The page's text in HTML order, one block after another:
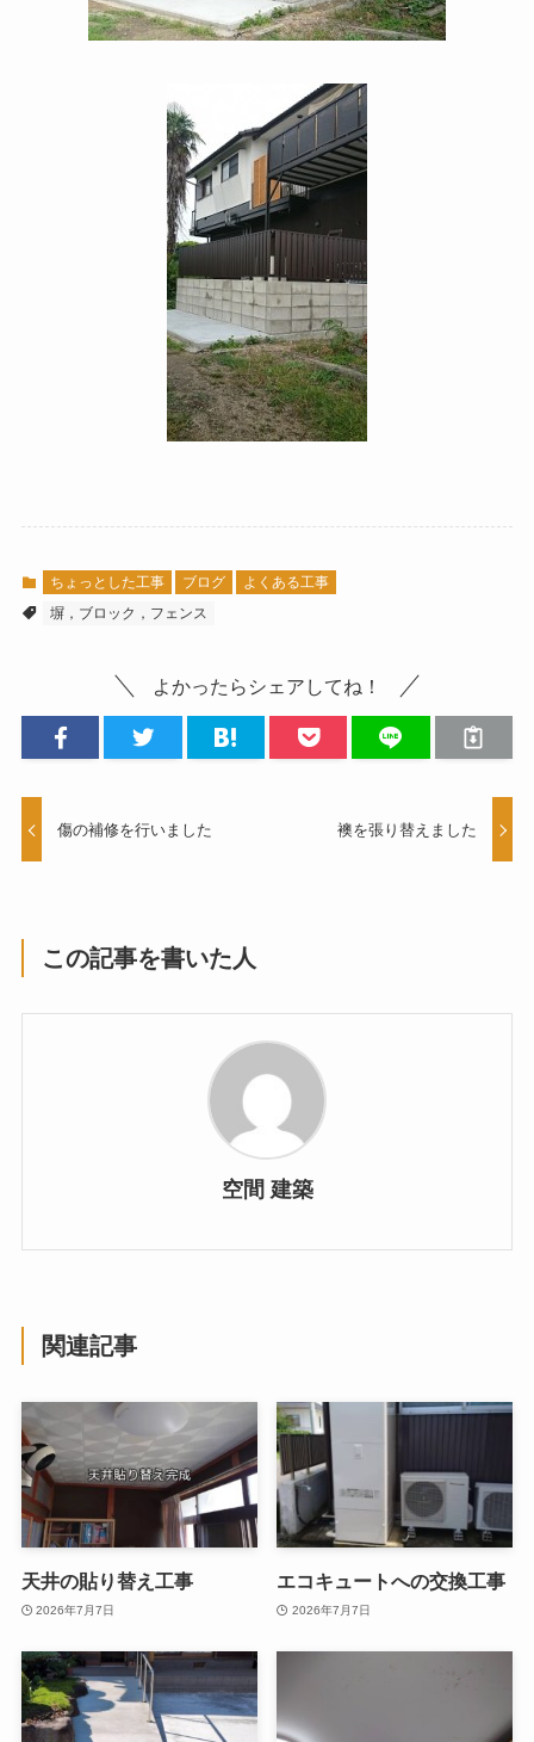
ちょっとした工事 ブログ
よくある工事
塀，ブロック，フェンス
よかったらシェアしてね！
傷の補修を行いました 襖を張り替えました
この記事を書いた人
空間 建築
関連記事
天井の貼り替え工事
2026年7月7日
エコキュートへの交換工事
2026年7月7日